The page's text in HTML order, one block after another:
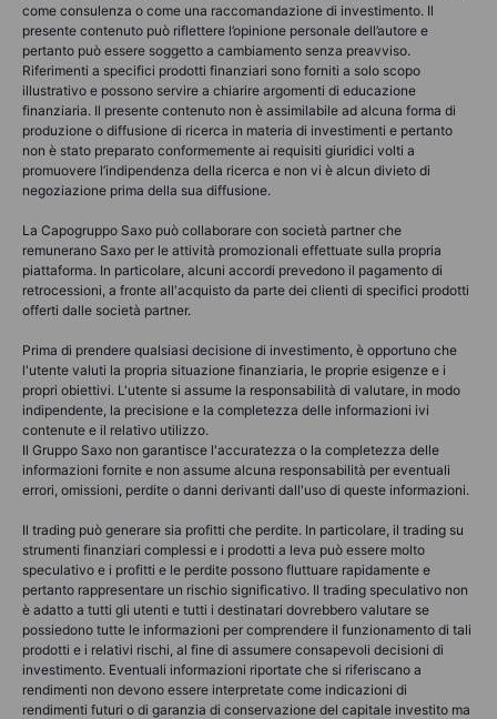
come consulenza o come una raccomandazione di investimento. Il
presente contenuto può riflettere l’opinione personale dell’autore e
pertanto può essere soggetto a cambiamento senza preavviso.
Riferimenti a specifici prodotti finanziari sono forniti a solo scopo
illustrativo e possono servire a chiarire argomenti di educazione
finanziaria. Il presente contenuto non è assimilabile ad alcuna forma di
produzione o diffusione di ricerca in materia di investimenti e pertanto
non è stato preparato conformemente ai requisiti giuridici volti a
promuovere l’indipendenza della ricerca e non vi è alcun divieto di
negoziazione prima della sua diffusione.
La Capogruppo Saxo può collaborare con società partner che
remunerano Saxo per le attività promozionali effettuate sulla propria
piattaforma. In particolare, alcuni accordi prevedono il pagamento di
retrocessioni, a fronte all'acquisto da parte dei clienti di specifici prodotti
offerti dalle società partner.
Prima di prendere qualsiasi decisione di investimento, è opportuno che
l'utente valuti la propria situazione finanziaria, le proprie esigenze e i
propri obiettivi. L'utente si assume la responsabilità di valutare, in modo
indipendente, la precisione e la completezza delle informazioni ivi
contenute e il relativo utilizzo.
Il Gruppo Saxo non garantisce l'accuratezza o la completezza delle
informazioni fornite e non assume alcuna responsabilità per eventuali
errori, omissioni, perdite o danni derivanti dall'uso di queste informazioni.
Il trading può generare sia profitti che perdite. In particolare, il trading su
strumenti finanziari complessi e i prodotti a leva può essere molto
speculativo e i profitti e le perdite possono fluttuare rapidamente e
pertanto rappresentare un rischio significativo. Il trading speculativo non
è adatto a tutti gli utenti e tutti i destinatari dovrebbero valutare se
possiedono tutte le informazioni per comprendere il funzionamento di tali
prodotti e i relativi rischi, al fine di assumere consapevoli decisioni di
investimento. Eventuali informazioni riportate che si riferiscano a
rendimenti non devono essere interpretate come indicazioni di
rendimenti futuri o di garanzia di conservazione del capitale investito ma